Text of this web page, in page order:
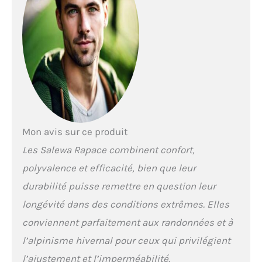
combiné à un grand
confort d’utilisation et
à une fonction de
soutien. Il s'agit d’une
solution optimale pour
les parcours de via
ferrata et les
randonnées alpines.
système breveté 3F de
chaussures de
trekking pour homme
jour une très grande
souplesse, un
enveloppant précis et
un maintien ferme de
Mon avis sur ce produit
Les Salewa Rapace combinent confort,
polyvalence et efficacité, bien que leur
durabilité puisse remettre en question leur
longévité dans des conditions extrêmes. Elles
conviennent parfaitement aux randonnées et à
l’alpinisme hivernal pour ceux qui privilégient
l’ajustement et l’imperméabilité.